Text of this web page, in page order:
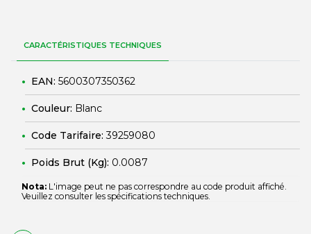
CARACTÉRISTIQUES TECHNIQUES
EAN: 5600307350362
Couleur: Blanc
Code Tarifaire:39259080
Poids Brut (Kg): 0.0087
Nota: L'image peut ne pas correspondre au code produit affiché.
Veuillez consulter les spécifications techniques.